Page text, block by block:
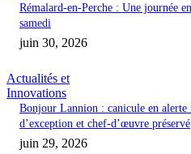
Rémalard-en-Perche : Une journée
samedi
juin 30, 2026
Actualités et
Innovations
Bonjour Lannion : canicule en
d’exception et chef-d’œuvre préservé
juin 29, 2026